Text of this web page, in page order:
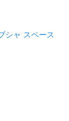
シャ スペース